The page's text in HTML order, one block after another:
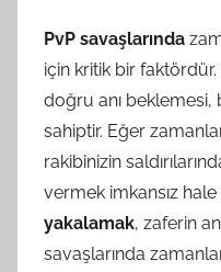
PvP savaşlarında
için kritik bir
doğru anı beklemesi,
sahiptir. Eğer
rakibinizin
vermek imkansız hale
yakalamak, zaferin
savaşlarında